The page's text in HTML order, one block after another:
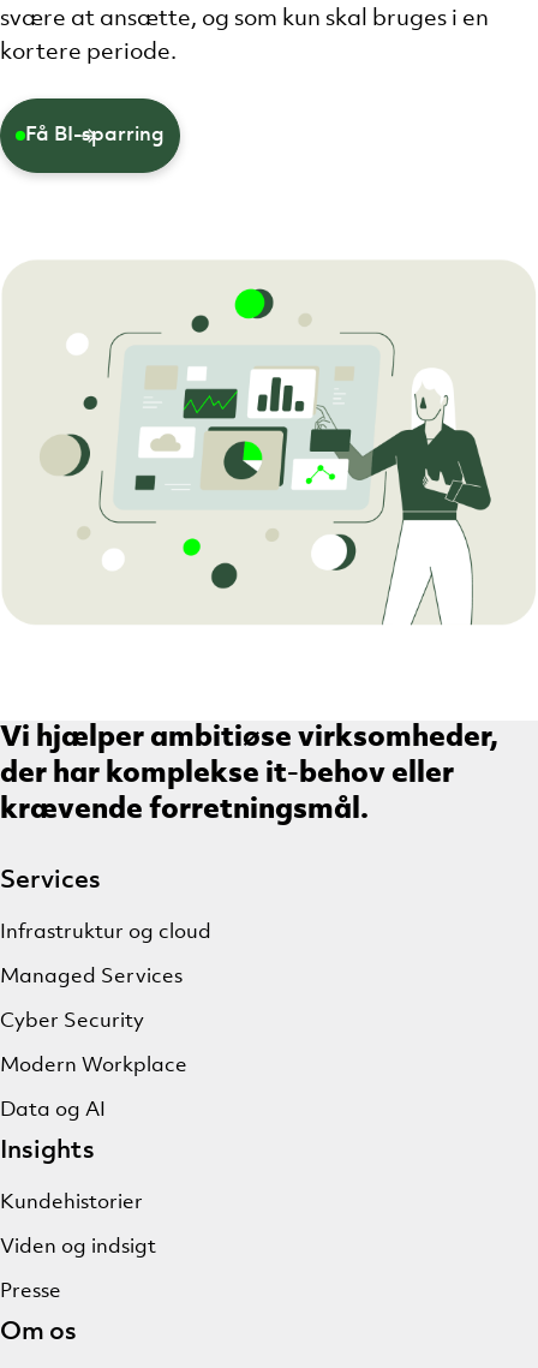
svære at ansætte, og som kun skal bruges i en
kortere periode.
Få BI-sparring
Vi hjælper ambitiøse virksomheder,
der har komplekse it-behov eller
krævende forretningsmål.
Services
Infrastruktur og cloud
Managed Services
Cyber Security
Modern Workplace
Data og AI
Insights
Kundehistorier
Viden og indsigt
Presse
Om os